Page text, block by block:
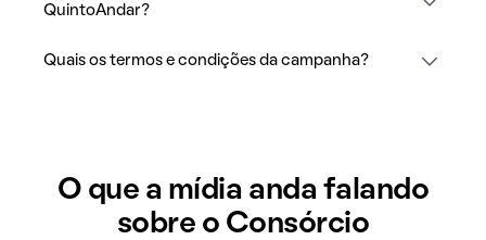
QuintoAndar?
Quais os termos e condições da campanha?
O que a mídia anda falando
sobre o Consórcio